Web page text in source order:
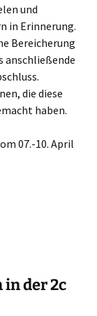
und
in Erinnerung.
Bereicherung
anschließende
die diese
haben.
07.-10. April
der 2c